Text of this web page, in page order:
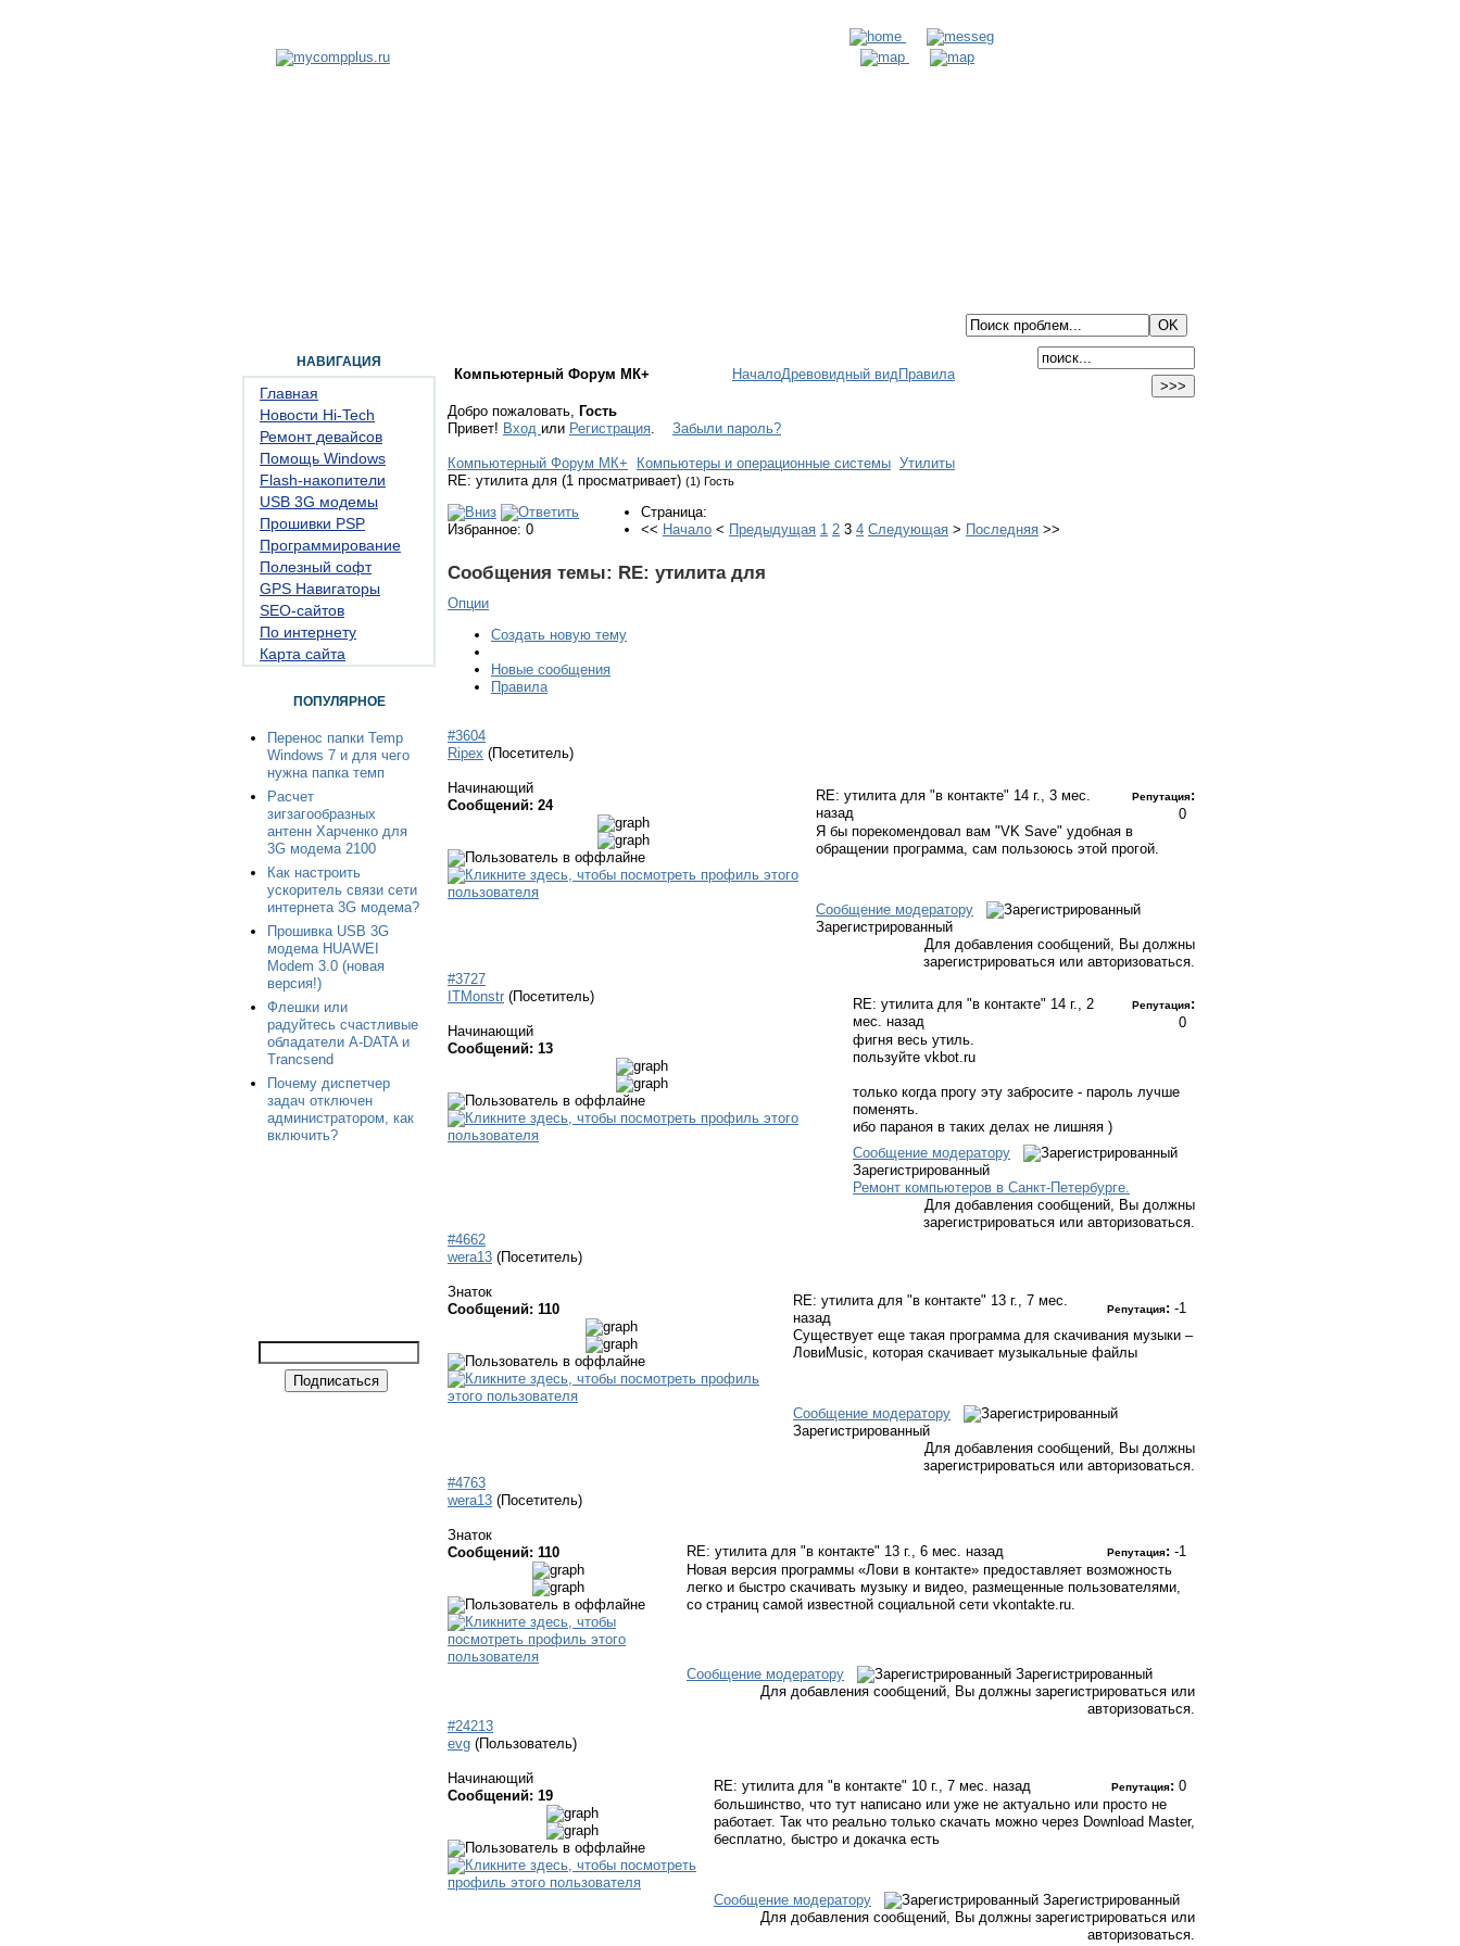
НАВИГАЦИЯ
Главная
Новости Hi-Tech
Ремонт девайсов
Помощь Windows
Flash-накопители
USB 3G модемы
Прошивки PSP
Программирование
Полезный софт
GPS Навигаторы
SEO-сайтов
По интернету
Карта сайта
ПОПУЛЯРНОЕ
Перенос папки Temp
Windows 7 и для чего
нужна папка темп
Расчет
зигзагообразных
антенн Харченко для
3G модема 2100
Как настроить
ускоритель связи сети
интернета 3G модема?
Прошивка USB 3G
модема HUAWEI
Modem 3.0 (новая
версия!)
Флешки или
радуйтесь счастливые
обладатели A-DATA и
Trancsend
Почему диспетчер
задач отключен
администратором, как
включить?
Компьютерный Форум МК+ НачалоДревовидный видПравила
Добро пожаловать, Гость
Привет! Вход или Регистрация. Забыли пароль?
Компьютерный Форум МК+ Компьютеры и операционные системы Утилиты
RE: утилита для (1 просматривает) (1) Гость
Избранное: 0
Страница:
<< Начало < Предыдущая 1 2 3 4 Следующая > Последняя >>
Сообщения темы: RE: утилита для
Опции
Создать новую тему
Новые сообщения
Правила
#3604
Ripex (Посетитель)
Начинающий
Сообщений: 24
RE: утилита для "в контакте" 14 г., 3 мес.
назад
Репутация:
0
Я бы порекомендовал вам "VK Save" удобная в
обращении программа, сам пользоюсь этой прогой.
Сообщение модератору
Зарегистрированный
Для добавления сообщений, Вы должны
зарегистрироваться или авторизоваться.
#3727
ITMonstr (Посетитель)
Начинающий
Сообщений: 13
RE: утилита для "в контакте" 14 г., 2
мес. назад
Репутация:
0
фигня весь утиль.
пользуйте vkbot.ru
только когда прогу эту забросите - пароль лучше
поменять.
ибо параноя в таких делах не лишняя )
Сообщение модератору
Зарегистрированный
Ремонт компьютеров в Санкт-Петербурге.
Для добавления сообщений, Вы должны
зарегистрироваться или авторизоваться.
#4662
wera13 (Посетитель)
Знаток
Сообщений: 110
RE: утилита для "в контакте" 13 г., 7 мес.
назад
Репутация: -1
Существует еще такая программа для скачивания музыки –
ЛовиMusic, которая скачивает музыкальные файлы
Сообщение модератору
Зарегистрированный
Для добавления сообщений, Вы должны
зарегистрироваться или авторизоваться.
#4763
wera13 (Посетитель)
Знаток
Сообщений: 110
RE: утилита для "в контакте" 13 г., 6 мес. назад Репутация: -1
Новая версия программы «Лови в контакте» предоставляет возможность
легко и быстро скачивать музыку и видео, размещенные пользователями,
со страниц самой известной социальной сети vkontakte.ru.
Сообщение модератору
Зарегистрированный
Для добавления сообщений, Вы должны зарегистрироваться или
авторизоваться.
#24213
evg (Пользователь)
Начинающий
Сообщений: 19
RE: утилита для "в контакте" 10 г., 7 мес. назад Репутация: 0
большинство, что тут написано или уже не актуально или просто не
работает. Так что реально только скачать можно через Download Master,
бесплатно, быстро и докачка есть
Сообщение модератору
Зарегистрированный
Для добавления сообщений, Вы должны зарегистрироваться или
авторизоваться.